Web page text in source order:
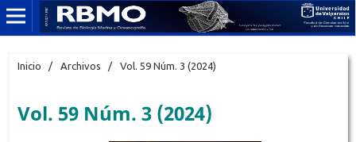
Inicio / Archivos / Vol. 59 Núm. 3 (2024)
Vol. 59 Núm. 3 (2024)